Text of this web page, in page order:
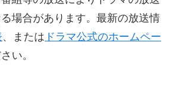
場合があります。最新の放送情
、または ドラマ公式のホームペー
い。